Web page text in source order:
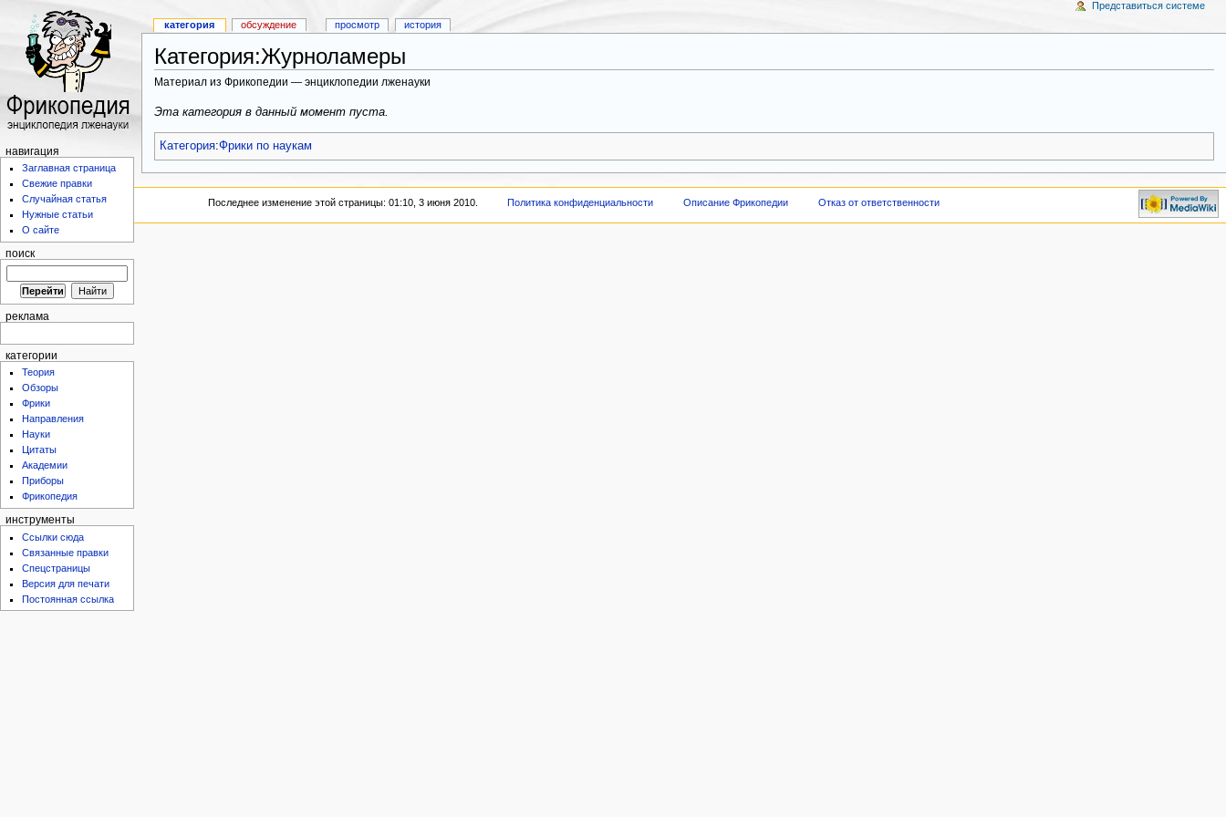
Категория:Журноламеры
Материал из Фрикопедии — энциклопедии лженауки
Эта категория в данный момент пуста.
Категория:Фрики по наукам
категория обсуждение просмотр история
Представиться системе
навигация
Заглавная страница
Свежие правки
Случайная статья
Нужные статьи
О сайте
поиск
реклама
категории
Теория
Обзоры
Фрики
Направления
Науки
Цитаты
Академии
Приборы
Фрикопедия
инструменты
Ссылки сюда
Связанные правки
Спецстраницы
Версия для печати
Постоянная ссылка
Последнее изменение этой страницы: 01:10, 3 июня 2010. Политика конфиденциальности Описание Фрикопедии Отказ от ответственности